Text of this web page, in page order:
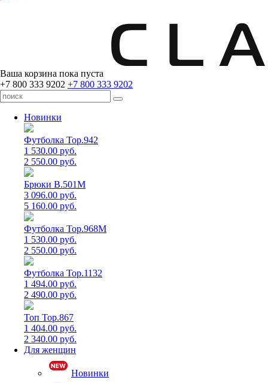
Ваша корзина пока пуста
+7 800 333 9202 +7 800 333 9202
Новинки
Футболка Top.942
1 530.00 руб.
2 550.00 руб.
Брюки B.501M
3 096.00 руб.
5 160.00 руб.
Футболка Top.968M
1 530.00 руб.
2 550.00 руб.
Футболка Top.1132
1 494.00 руб.
2 490.00 руб.
Топ Top.867
1 404.00 руб.
2 340.00 руб.
Для женщин
Новинки